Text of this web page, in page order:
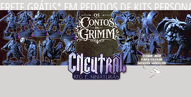
FRETE GRÁTIS* EM PEDIDOS DE KITS